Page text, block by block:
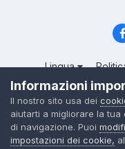
Lingua
© 2004 - 2026,
Informazioni
Il nostro sito usa dei
aiutarti a migliorare la tua
di navigazione. Puoi
impostazioni dei cookie,